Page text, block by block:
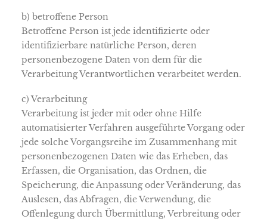
b) betroffene Person
Betroffene Person ist jede identifizierte oder
identifizierbare natürliche Person, deren
personenbezogene Daten von dem für die
Verarbeitung Verantwortlichen verarbeitet werden.
c) Verarbeitung
Verarbeitung ist jeder mit oder ohne Hilfe
automatisierter Verfahren ausgeführte Vorgang oder
jede solche Vorgangsreihe im Zusammenhang mit
personenbezogenen Daten wie das Erheben, das
Erfassen, die Organisation, das Ordnen, die
Speicherung, die Anpassung oder Veränderung, das
Auslesen, das Abfragen, die Verwendung, die
Offenlegung durch Übermittlung, Verbreitung oder